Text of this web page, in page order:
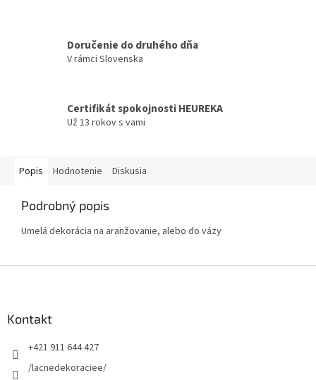
Doručenie do druhého dňa
V rámci Slovenska
Certifikát spokojnosti HEUREKA
Už 13 rokov s vami
Popis Hodnotenie Diskusia
Podrobný popis
Umelá dekorácia na aranžovanie, alebo do vázy
Kontakt
+421 911 644 427
/lacnedekoraciee/